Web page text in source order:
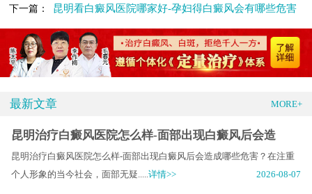
下一篇：
昆明看白癜风医院哪家好-孕妇得白癜风会有哪些危害
最新文章 MORE+
昆明治疗白癜风医院怎么样-面部出现白癜风后会造
昆明治疗白癜风医院怎么样-面部出现白癜风后会造成哪些危害？在注重
个人形象的当今社会，面部无疑.....详情>> 2026-08-07